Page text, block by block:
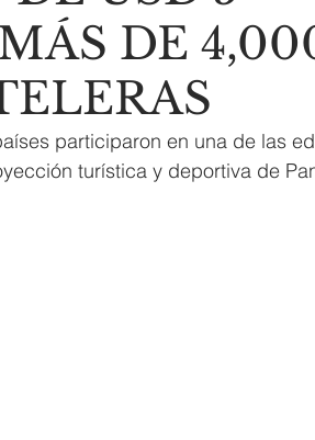
DE
participaron en una de las
turística y deportiva de